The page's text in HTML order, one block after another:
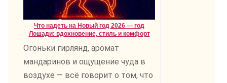
Что надеть на Новый год 2026 — год
Лошади: вдохновение, стиль и комфорт
Огоньки гирлянд, аромат
мандаринов и ощущение чуда в
воздухе — всё говорит о том, что